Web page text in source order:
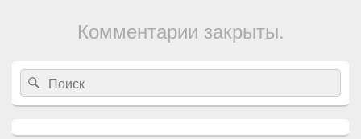
Комментарии закрыты.
Область
основной
боковой
панели
Search
for:
Search